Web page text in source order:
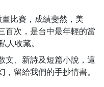
比賽，成績斐然，美
百次，是台中最年輕的當
收藏。
文、新詩及短篇小說，這
留給我們的手抄情書。